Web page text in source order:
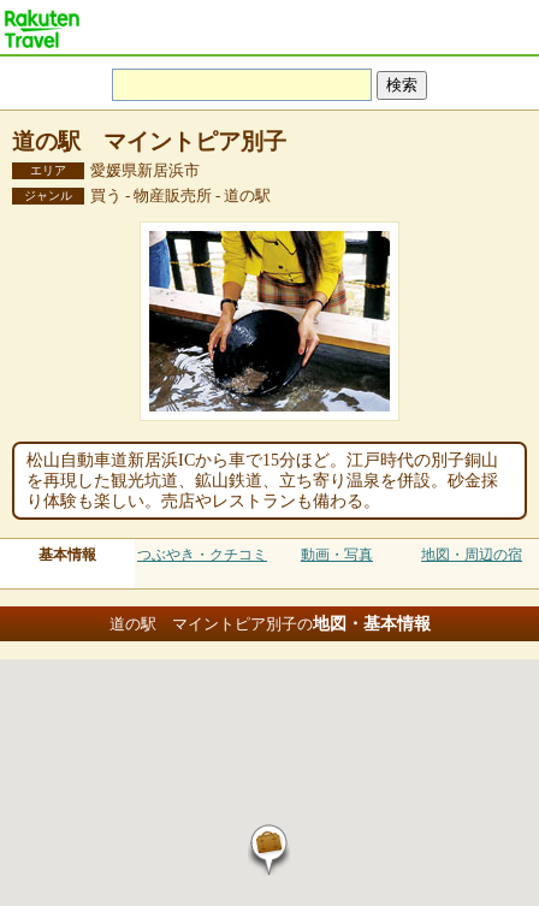
道の駅 マイントピア別子
エリア 愛媛県新居浜市
ジャンル 買う - 物産販売所 - 道の駅
松山自動車道新居浜ICから車で15分ほど。江戸時代の別子銅山
を再現した観光坑道、鉱山鉄道、立ち寄り温泉を併設。砂金採
り体験も楽しい。売店やレストランも備わる。
基本情報 つぶやき・クチコミ 動画・写真 地図・周辺の宿
道の駅 マイントピア別子の地図・基本情報